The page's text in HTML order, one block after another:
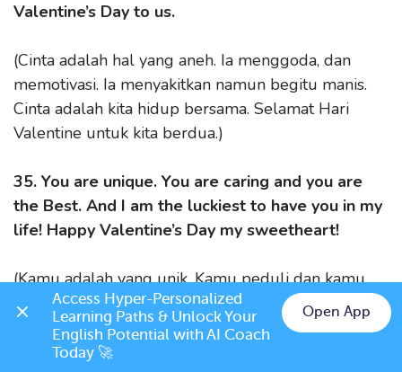
Valentine’s Day to us.
(Cinta adalah hal yang aneh. Ia menggoda, dan
memotivasi. Ia menyakitkan namun begitu manis.
Cinta adalah kita hidup bersama. Selamat Hari
Valentine untuk kita berdua.)
35. You are unique. You are caring and you are
the Best. And I am the luckiest to have you in my
life! Happy Valentine’s Day my sweetheart!
(Kamu adalah yang unik. Kamu peduli dan kamu
yang terbaik. Dan aku adalah orang yang paling
beruntung memiliki kamu dalam hidupku! Selamat
Hari Valentine, sayangku!)
Access Hyper-Personalized
Learning Paths & Unlock Your
English Potential with AI Coach
Today 🚀
Open App